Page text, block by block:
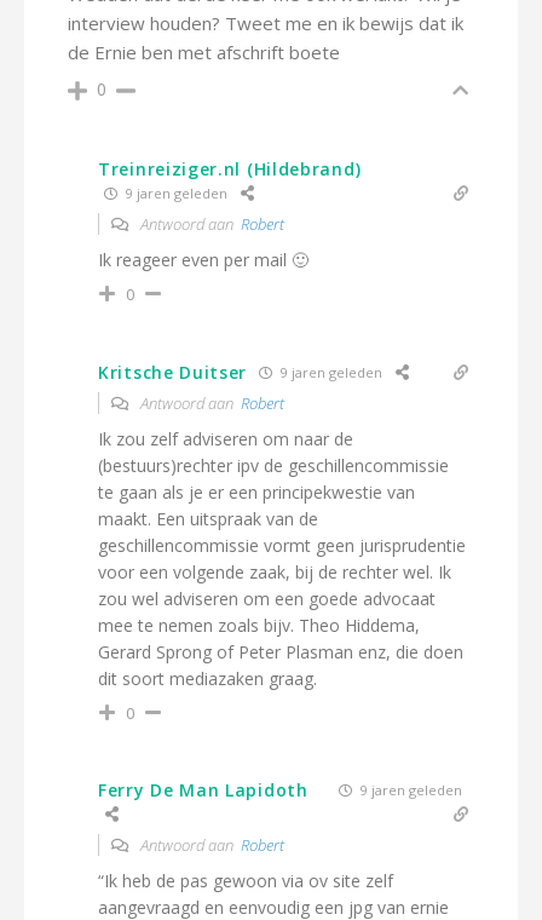
interview houden? Tweet me en ik bewijs dat ik
de Ernie ben met afschrift boete
0
Treinreiziger.nl (Hildebrand)
9 jaren geleden
Antwoord aan Robert
Ik reageer even per mail 🙂
0
Kritsche Duitser 9 jaren geleden
Antwoord aan Robert
Ik zou zelf adviseren om naar de
(bestuurs)rechter ipv de geschillencommissie
te gaan als je er een principekwestie van
maakt. Een uitspraak van de
geschillencommissie vormt geen jurisprudentie
voor een volgende zaak, bij de rechter wel. Ik
zou wel adviseren om een goede advocaat
mee te nemen zoals bijv. Theo Hiddema,
Gerard Sprong of Peter Plasman enz, die doen
dit soort mediazaken graag.
0
Ferry De Man Lapidoth 9 jaren geleden
Antwoord aan Robert
“Ik heb de pas gewoon via ov site zelf
aangevraagd en eenvoudig een jpg van ernie